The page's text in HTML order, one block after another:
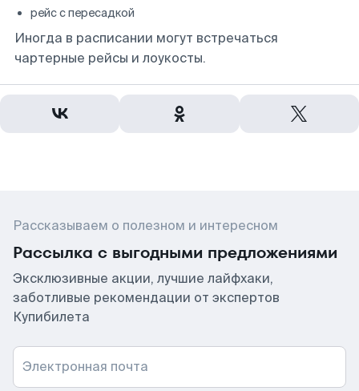
рейс с пересадкой
Иногда в расписании могут встречаться
чартерные рейсы и лоукосты.
Рассказываем о полезном и интересном
Рассылка с выгодными предложениями
Эксклюзивные акции, лучшие лайфхаки,
заботливые рекомендации от экспертов
Купибилета
Электронная почта